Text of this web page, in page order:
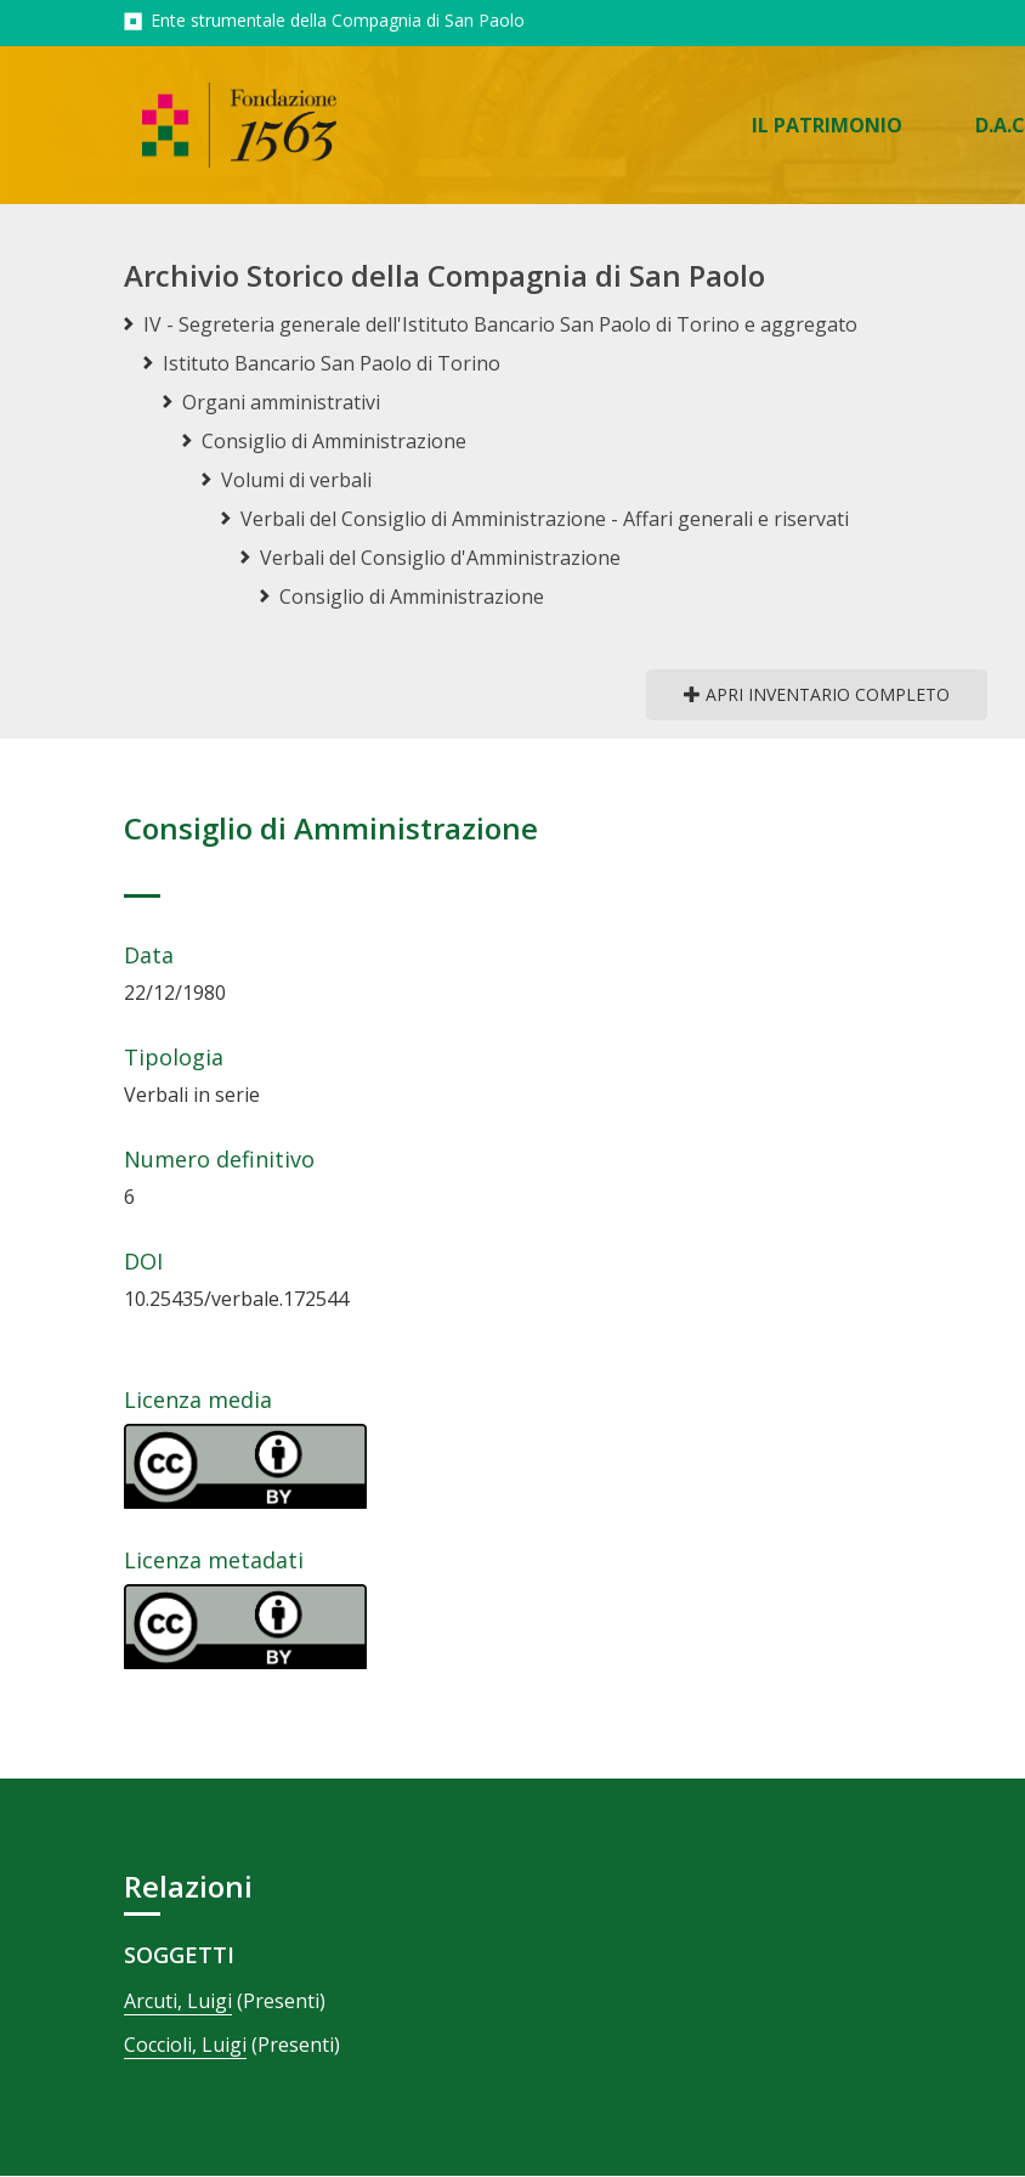
Ente strumentale della Compagnia di San Paolo
IL PATRIMONIO D.A.C
Archivio Storico della Compagnia di San Paolo
IV - Segreteria generale dell'Istituto Bancario San Paolo di Torino e aggregato
Istituto Bancario San Paolo di Torino
Organi amministrativi
Consiglio di Amministrazione
Volumi di verbali
Verbali del Consiglio di Amministrazione - Affari generali e riservati
Verbali del Consiglio d'Amministrazione
Consiglio di Amministrazione
APRI INVENTARIO COMPLETO
Consiglio di Amministrazione
Data
22/12/1980
Tipologia
Verbali in serie
Numero definitivo
6
DOI
10.25435/verbale.172544
Licenza media
Licenza metadati
Relazioni
SOGGETTI
Arcuti, Luigi (Presenti)
Coccioli, Luigi (Presenti)